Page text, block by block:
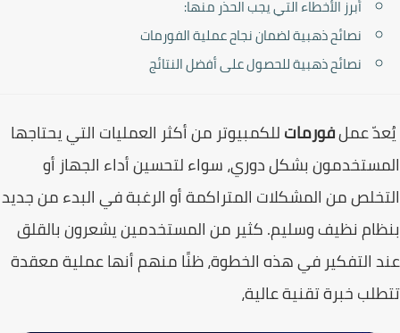
أبرز الأخطاء التي يجب الحذر منها:
نصائح ذهبية لضمان نجاح عملية الفورمات
نصائح ذهبية للحصول على أفضل النتائج
عملفورماتللكمبيوتر من أكثر العمليات التي يحتاجها
بشكل دوري، سواء لتحسين أداء الجهاز أو
من المشكلات المتراكمة أو الرغبة في البدء من جديد
نظيف وسليم. كثير من المستخدمين يشعرون بالقلق
التفكير في هذه الخطوة، ظنًا منهم أنها عملية معقدة
خبرة تقنية عالية،